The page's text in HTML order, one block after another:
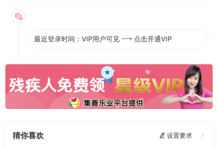

最近登录时间：VIP用户可见  点击开通VIP
猜你喜欢  设置要求 